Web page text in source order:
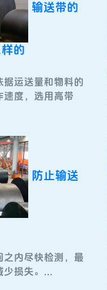
输送带的
的
据运送量和物料的
速度，选用高带
防止输送
内尽快检测，最
少损失。...